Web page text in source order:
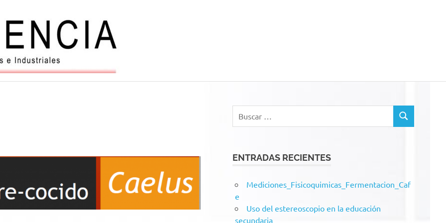
automatizacion
BUSCAR
ENTRADAS RECIENTES
Mediciones_Fisicoquimicas_Fermentacion_Caf
e
Uso del estereoscopio en la educación
secundaria